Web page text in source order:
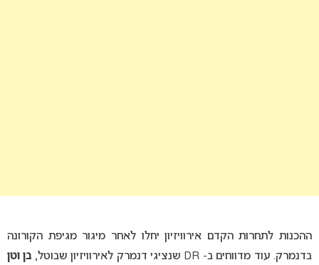
ההכנות לתחרות הקדם אירוויזיון יחלו לאחר מיגור מגיפת הקורונה
בדנמרק. עוד מדווחים ב- DR שנציגי דנמרק לאירוויזיון שבוטל,
בן וטן